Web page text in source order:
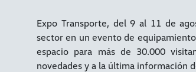
Expo Transporte, del 9 al 11 de
sector en un evento de
espacio para más de 30.000
novedades y a la última información